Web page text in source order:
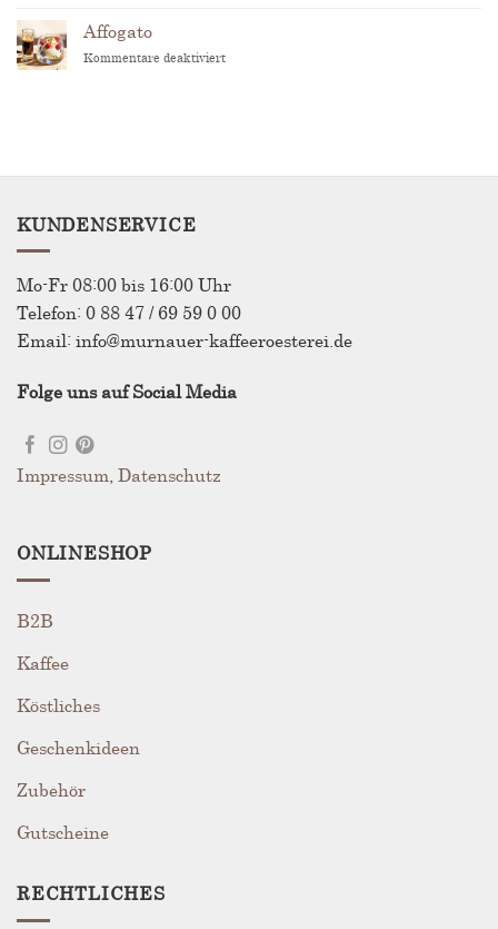
Kaffee
Affogato
Kommentare deaktiviertfür
KUNDENSERVICE
Mo-Fr 08:00 bis 16:00 Uhr
Telefon: 0 88 47 / 69 59 0 00
Email: info@murnauer-kaffeeroesterei.de
Folge uns auf Social Media
Impressum Datenschutz
ONLINESHOP
B2B
Kaffee
Köstliches
Geschenkideen
Zubehör
Gutscheine
RECHTLICHES